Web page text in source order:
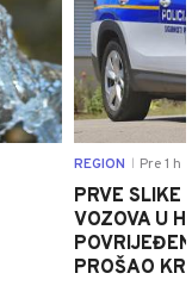
REGION Pre 1 h
PRVE SLIKE
VOZOVA U
PROŠAO